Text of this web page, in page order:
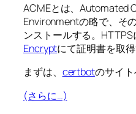
ACMEとは、Automated
Environmentの略で、そ
ンストールする。HTTPS
Encryptにて証明書を取得
まずは、 certbotのサイト
(さらに…)